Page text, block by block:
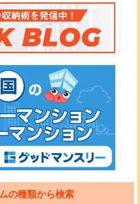
の種類から検索